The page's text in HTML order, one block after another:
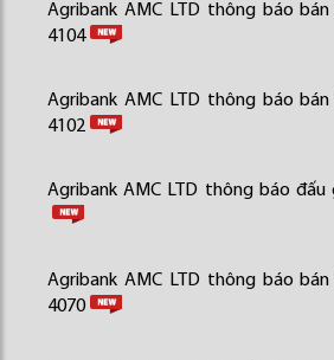
Agribank AMC LTD thông báo
4104
Agribank AMC LTD thông báo
4102
Agribank AMC LTD thông báo đấu
Agribank AMC LTD thông báo
4070